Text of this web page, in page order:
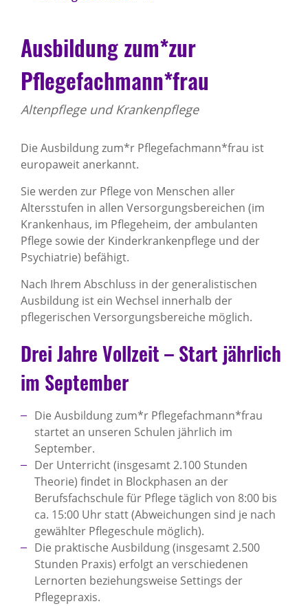
Ausbildung zum*zur
Pflegefachmann*frau
Altenpflege und Krankenpflege
Die Ausbildung zum*r Pflegefachmann*frau ist
europaweit anerkannt.
Sie werden zur Pflege von Menschen aller
Altersstufen in allen Versorgungsbereichen (im
Krankenhaus, im Pflegeheim, der ambulanten
Pflege sowie der Kinderkrankenpflege und der
Psychiatrie) befähigt.
Nach Ihrem Abschluss in der generalistischen
Ausbildung ist ein Wechsel innerhalb der
pflegerischen Versorgungsbereiche möglich.
Drei Jahre Vollzeit – Start jährlich
im September
Die Ausbildung zum*r Pflegefachmann*frau
startet an unseren Schulen jährlich im
September.
Der Unterricht (insgesamt 2.100 Stunden
Theorie) findet in Blockphasen an der
Berufsfachschule für Pflege täglich von 8:00 bis
ca. 15:00 Uhr statt (Abweichungen sind je nach
gewählter Pflegeschule möglich).
Die praktische Ausbildung (insgesamt 2.500
Stunden Praxis) erfolgt an verschiedenen
Lernorten beziehungsweise Settings der
Pflegepraxis.